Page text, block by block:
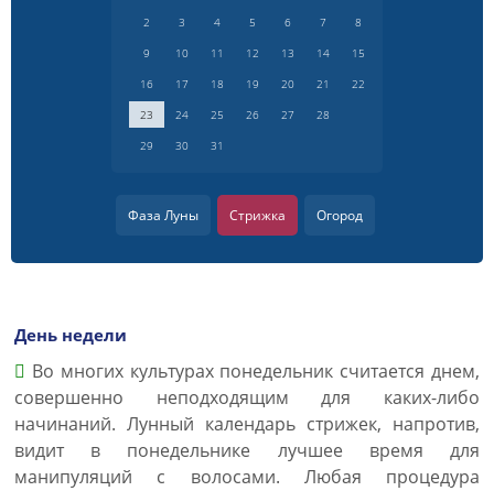
2
3 4 5 6 7
8
9
10 11 12 13 14
15
16
17 18 19 20 21
22
23
24 25 26 27
28
29
30 31
Фаза Луны Стрижка Огород
День недели
Во многих культурах понедельник считается днем,
совершенно неподходящим для каких-либо
начинаний. Лунный календарь стрижек, напротив,
видит в понедельнике лучшее время для
манипуляций с волосами. Любая процедура